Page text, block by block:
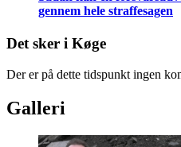
gennem hele straffesagen
Det sker i Køge
Der er på dette tidspunkt ingen
Galleri